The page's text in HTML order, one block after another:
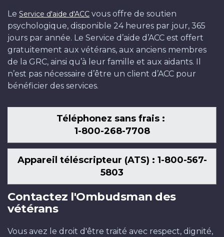
Le Service d'aide d'ACC vous offre de soutien
psychologique, disponible 24 heures par jour, 365
jours par année. Le Service d’aide d’ACC est offert
gratuitement aux vétérans, aux anciens membres
de la GRC, ainsi qu’à leur famille et aux aidants. Il
n’est pas nécessaire d’être un client d’ACC pour
bénéficier des services.
Téléphonez sans frais :
1-800-268-7708
Appareil téléscripteur (ATS) : 1-800-567-
5803
Contactez l'Ombudsman des
vétérans
Vous avez le droit d'être traité avec respect, dignité,